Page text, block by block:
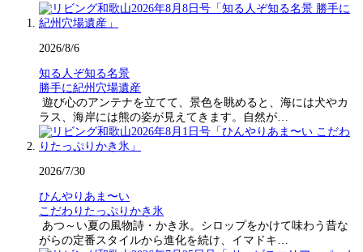
2026/8/6
知る人ぞ知る名景
勝手に紀州穴場遺産
遊び心のアンテナを立てて、景色を眺めると、海には犬やカ
ラス、海岸には熊の姿が見えてきます。自然が…
2026/7/30
ひんやりあま〜い
こだわりたっぷりかき氷
あつ～い夏の風物詩・かき氷。シロップをかけて味わう昔な
がらの定番スタイルから進化を続け、イマドキ…